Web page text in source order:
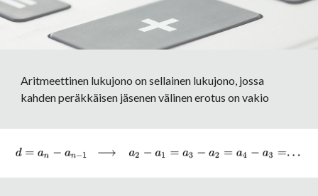
Aritmeettinen lukujono on sellainen lukujono, jossa
kahden peräkkäisen jäsenen välinen erotus on vakio